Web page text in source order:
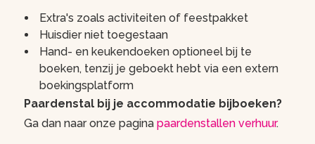
Extra's zoals activiteiten of feestpakket
Huisdier niet toegestaan
Hand- en keukendoeken optioneel bij te
boeken, tenzij je geboekt hebt via een extern
boekingsplatform
Paardenstal bij je accommodatie bijboeken?
Ga dan naar onze pagina paardenstallen verhuur.